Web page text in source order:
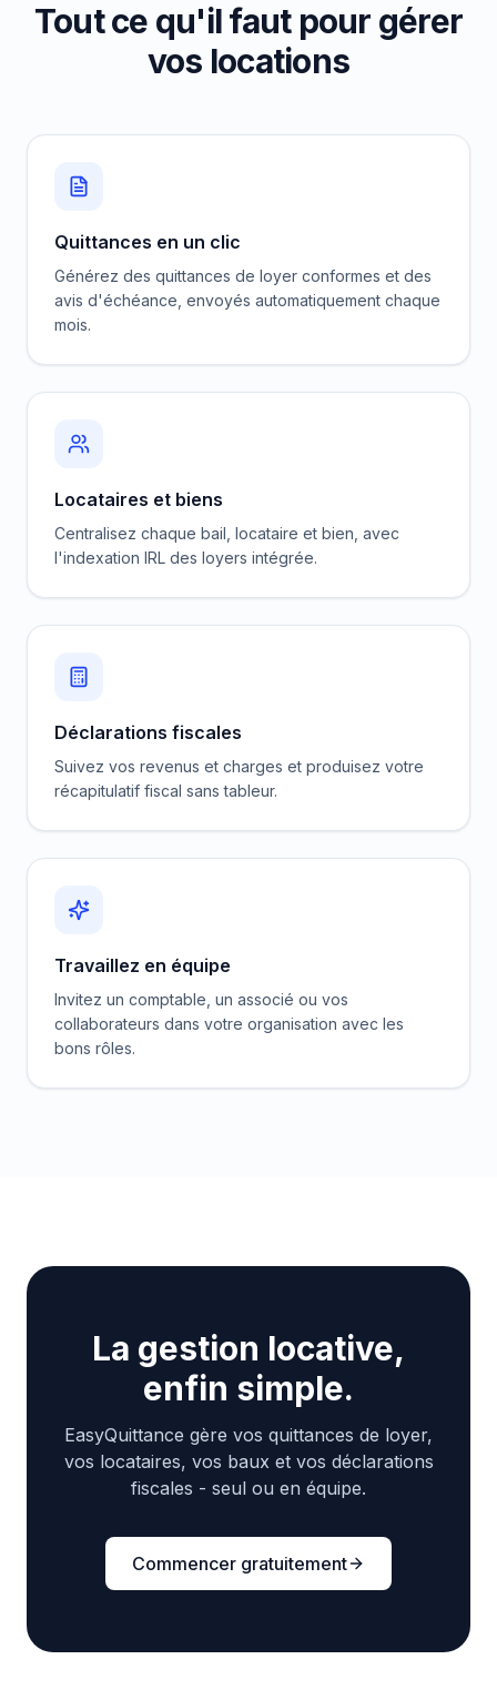
Tout ce qu'il faut pour gérer
vos locations
Quittances en un clic
Générez des quittances de loyer conformes et des
avis d'échéance, envoyés automatiquement chaque
mois.
Locataires et biens
Centralisez chaque bail, locataire et bien, avec
l'indexation IRL des loyers intégrée.
Déclarations fiscales
Suivez vos revenus et charges et produisez votre
récapitulatif fiscal sans tableur.
Travaillez en équipe
Invitez un comptable, un associé ou vos
collaborateurs dans votre organisation avec les
bons rôles.
La gestion locative,
enfin simple.
EasyQuittance gère vos quittances de loyer,
vos locataires, vos baux et vos déclarations
fiscales - seul ou en équipe.
Commencer gratuitement